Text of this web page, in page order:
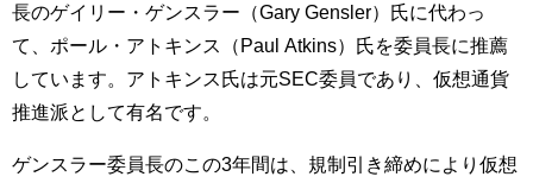
長のゲイリー・ゲンスラー（Gary Gensler）氏に代わっ
て、ポール・アトキンス（Paul Atkins）氏を委員長に推薦
しています。アトキンス氏は元SEC委員であり、仮想通貨
推進派として有名です。
ゲンスラー委員長のこの3年間は、規制引き締めにより仮想